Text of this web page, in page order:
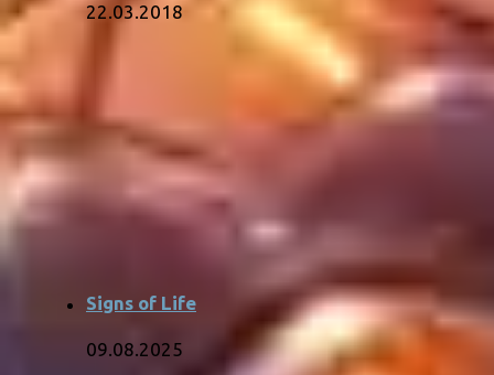
22.03.2018
Signs of Life
09.08.2025